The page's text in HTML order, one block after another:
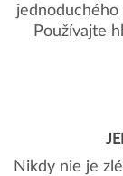
jednoduchého
Používajte
Nikdy nie je